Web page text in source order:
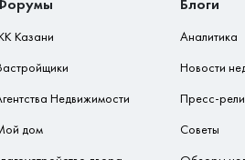
Казани
Недвижимости
дом
Блоги
Аналитика
Новости
Пресс-
Советы